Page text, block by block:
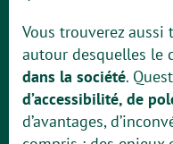
Vous trouverez
autour desquelles le
dans la société.
d’accessibilité, de
d’avantages,